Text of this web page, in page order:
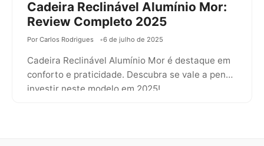
Cadeira Reclinável Alumínio Mor:
Review Completo 2025
Por Carlos Rodrigues 6 de julho de 2025
Cadeira Reclinável Alumínio Mor é destaque em
conforto e praticidade. Descubra se vale a pena
investir neste modelo em 2025!